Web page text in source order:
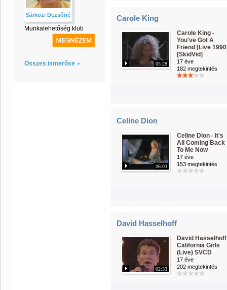
Sárközi Dezsőné
Munkalehetőség klub
Összes ismerőse
Carole King
05:28
Carole King -
You've Got A
Friend [Live
[SkidVid]
17 éve
182 megtekintés
Celine Dion
06:03
Celine Dion - It's
All Coming Back
To Me Now
17 éve
153 megtekintés
David Hasselhoff
02:33
David
California Girls
(Live) SVCD
17 éve
202 megtekintés